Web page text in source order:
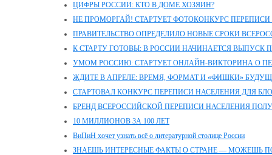
ЦИФРЫ РОССИИ: КТО В ДОМЕ ХОЗЯИН?
НЕ ПРОМОРГАЙ! СТАРТУЕТ ФОТОКОНКУРС
ПРАВИТЕЛЬСТВО ОПРЕДЕЛИЛО НОВЫЕ СРОКИ
К СТАРТУ ГОТОВЫ: В РОССИИ НАЧИНАЕТСЯ
УМОМ РОССИЮ: СТАРТУЕТ ОНЛАЙН-ВИКТОРИНА О
ЖДИТЕ В АПРЕЛЕ: ВРЕМЯ, ФОРМАТ И «ФИШКИ»
СТАРТОВАЛ КОНКУРС ПЕРЕПИСИ НАСЕЛЕНИЯ ДЛЯ
БРЕНД ВСЕРОССИЙСКОЙ ПЕРЕПИСИ НАСЕЛЕНИЯ
10 МИЛЛИОНОВ ЗА 100 ЛЕТ
ВиПиН хочет узнать всё о литературной столице России
ЗНАЕШЬ ИНТЕРЕСНЫЕ ФАКТЫ О СТРАНЕ — МОЖЕШЬ